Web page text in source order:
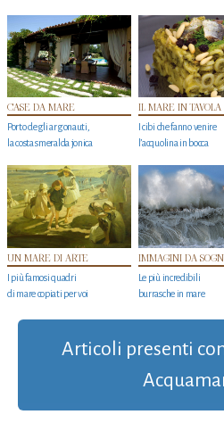
CASE DA MARE
Porto degli argonauti,
la costa smeralda jonica
IL MARE IN TAVOLA
I cibi che fanno venire
l’acquolina in bocca
UN MARE DI ARTE
I più famosi quadri
di mare copiati per voi
IMMAGINI DA
Le più incredibili
burrasche in mare
Articoli presenti